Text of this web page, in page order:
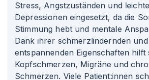
Stress, Angstzuständen und
Depressionen eingesetzt, da die
Stimmung hebt und mentale
Dank ihrer schmerzlindernden und
entspannenden Eigenschaften hilft
Kopfschmerzen, Migräne und
Schmerzen. Viele Patient:innen